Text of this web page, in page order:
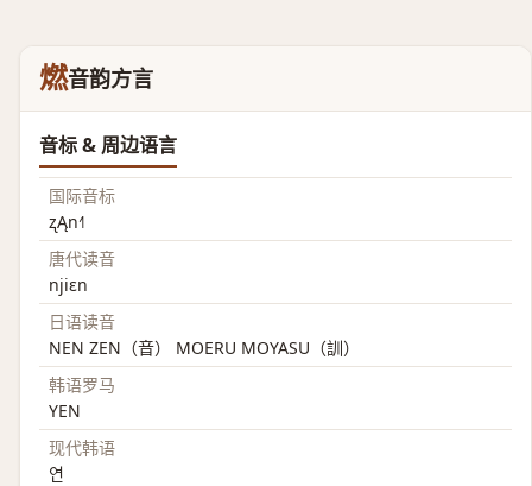
燃音韵方言
音标 & 周边语言
国际音标
ʐĄn˧˥
唐代读音
njiɛn
日语读音
NEN ZEN（音） MOERU MOYASU（訓）
韩语罗马
YEN
现代韩语
연